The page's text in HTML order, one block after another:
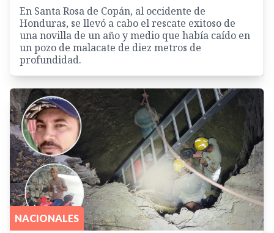
En Santa Rosa de Copán, al occidente de
Honduras, se llevó a cabo el rescate exitoso de
una novilla de un año y medio que había caído en
un pozo de malacate de diez metros de
profundidad.
NACIONALES